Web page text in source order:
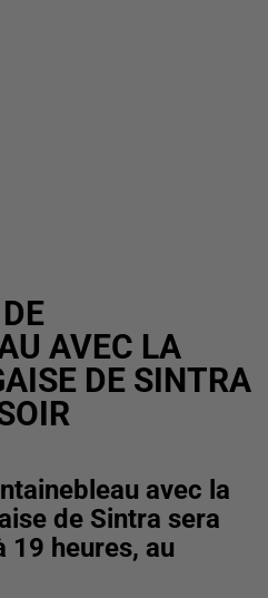
AVEC LA
DE SINTRA
avec la
de Sintra sera
heures, au